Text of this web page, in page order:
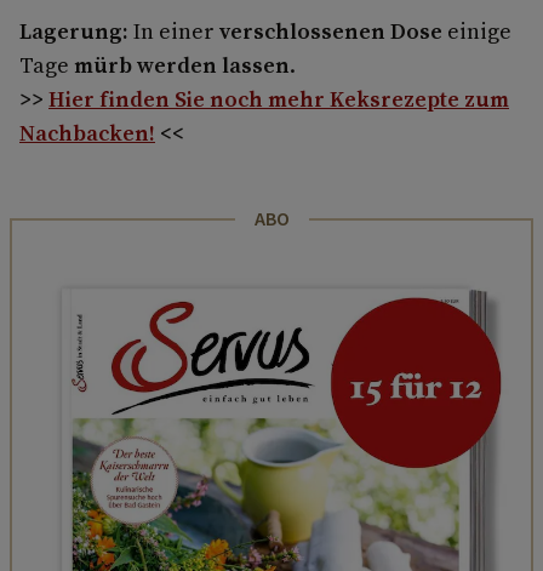
Lagerung: In einer verschlossenen Dose einige
Tage mürb werden lassen.
>> Hier finden Sie noch mehr Keksrezepte zum
Nachbacken! <<
ABO